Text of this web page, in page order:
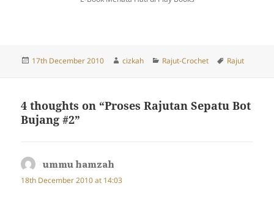
Posted
17th December 2010 Author
cizkah Categories
Rajut-Crochet Tags
Rajut
4 thoughts on “Proses Rajutan Sepatu Bot
Bujang #2”
ummu hamzah
18th December 2010 at 14:03